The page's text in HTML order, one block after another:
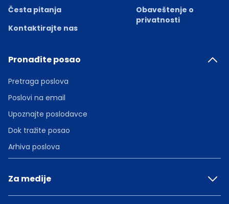
Česta pitanja
Kontaktirajte nas
Obaveštenje o
privatnosti
Pronađite posao
Pretraga poslova
Poslovi na email
Upoznajte poslodavce
Dok tražite posao
Arhiva poslova
Za medije